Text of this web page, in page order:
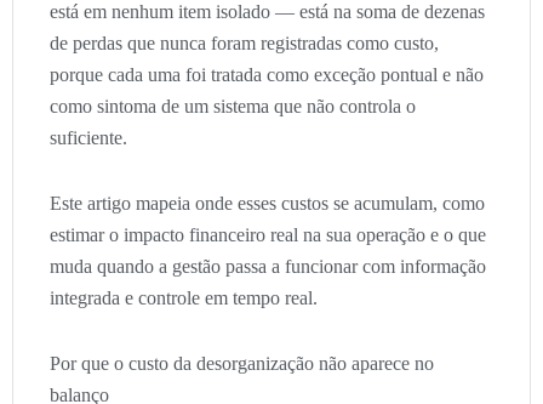
está em nenhum item isolado — está na soma de dezenas
de perdas que nunca foram registradas como custo,
porque cada uma foi tratada como exceção pontual e não
como sintoma de um sistema que não controla o
suficiente.
Este artigo mapeia onde esses custos se acumulam, como
estimar o impacto financeiro real na sua operação e o que
muda quando a gestão passa a funcionar com informação
integrada e controle em tempo real.
Por que o custo da desorganização não aparece no
balanço